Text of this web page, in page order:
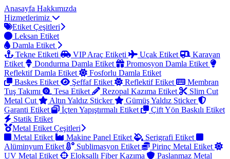
Anasayfa Hakkımızda
Hizmetlerimiz
Etiket Çeşitleri
Leksan Etiket
Damla Etiket
Tekne Etiketi
VIP Araç Etiketi Uçak Etiket
Karavan
Etiket
Dondurma Damla Etiket
Promosyon Damla Etiket
Reflektif Damla Etiket
Fosforlu Damla Etiket
Baskes Etiket
Şeffaf Etiket Reflektif Etiket
Membran
Tuş Takımı
Tesa Etiket Rezopal Kazıma Etiket
Slim Cut
Metal Cut
Altın Yaldız Sticker
Gümüş Yaldız Sticker
Garanti Etiket
İçten Yapıştırmalı Etiket
Çift Yön Baskılı Etiket
Statik Etiket
Metal Etiket Çeşitleri
Metal Etiket
Makine Panel Etiket
Serigrafi Etiket
Alüminyum Etiket
Sublimasyon Etiket
Pirinç Metal Etiket
UV Metal Etiket
Eloksallı Fiber Kazıma
Paslanmaz Metal